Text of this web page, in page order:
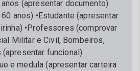
anos (apresentar documento)
anos) •Estudante (apresentar
•Professores (comprovar
Militar e Civil, Bombeiros,
funcional)
e medula (apresentar carteira